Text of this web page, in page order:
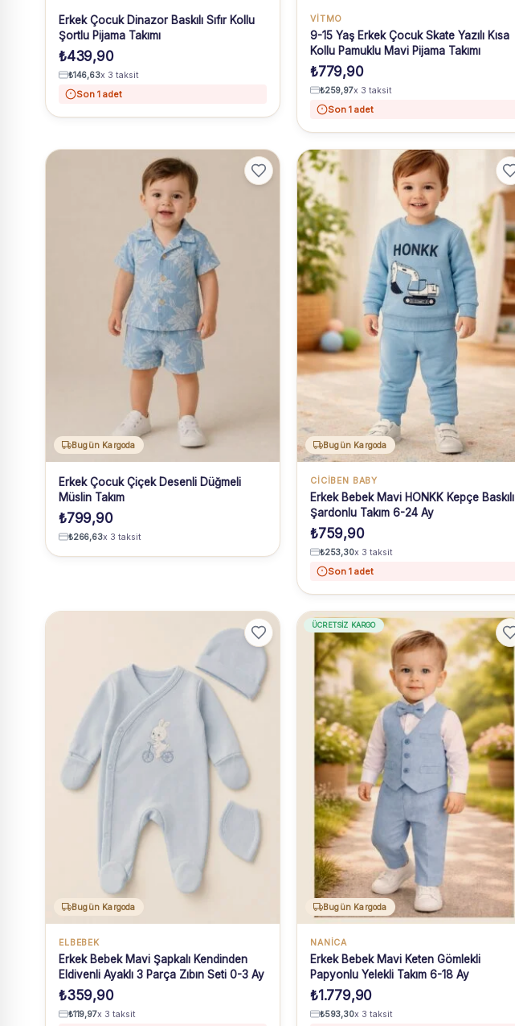
Erkek Çocuk Dinazor Baskılı Sıfır Kollu
Şortlu Pijama Takımı
₺439,90
₺146,63x 3 taksit
Son 1 adet
VİTMO
9-15 Yaş Erkek Çocuk Skate Yazılı Kısa
Kollu Pamuklu Mavi Pijama Takımı
₺779,90
₺259,97x 3 taksit
Son 1 adet
Bugün Kargoda
Erkek Çocuk Çiçek Desenli Düğmeli
Müslin Takım
₺799,90
₺266,63x 3 taksit
Bugün Kargoda
CICIBEN BABY
Erkek Bebek Mavi HONKK Kepçe Baskılı
Şardonlu Takım 6-24 Ay
₺759,90
₺253,30x 3 taksit
Son 1 adet
Bugün Kargoda
ELBEBEK
Erkek Bebek Mavi Şapkalı Kendinden
Eldivenli Ayaklı 3 Parça Zıbın Seti 0-3 Ay
₺359,90
₺119,97x 3 taksit
ÜCRETSIZ KARGO
Bugün Kargoda
NANICA
Erkek Bebek Mavi Keten Gömlekli
Papyonlu Yelekli Takım 6-18 Ay
₺1.779,90
₺593,30x 3 taksit